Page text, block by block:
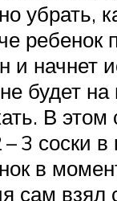
убрать,
ребенок
и начнет
будет на
В этом
3 соски в
в
сам взял